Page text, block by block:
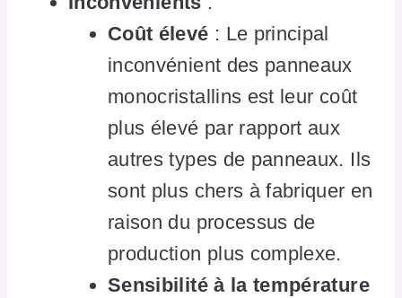
Coût élevé : Le principal
inconvénient des panneaux
monocristallins est leur coût
plus élevé par rapport aux
autres types de panneaux. Ils
sont plus chers à fabriquer en
raison du processus de
production plus complexe.
Sensibilité à la température